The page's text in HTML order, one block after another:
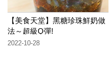
【美食天堂】黑糖珍珠鮮奶做
法～超級Q彈!
2022-10-28